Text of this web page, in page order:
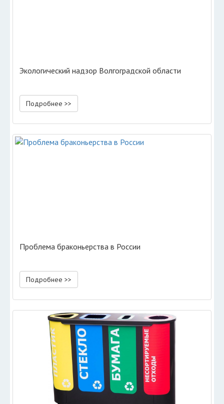
Экологический надзор Волгоградской области
Подробнее >>
Проблема браконьерства в России
Подробнее >>